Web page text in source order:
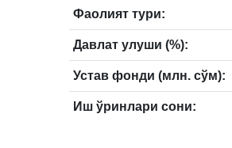
Фаолият тури:
Давлат улуши (%):
Устав фонди (млн. сўм):
Иш ўринлари сони: